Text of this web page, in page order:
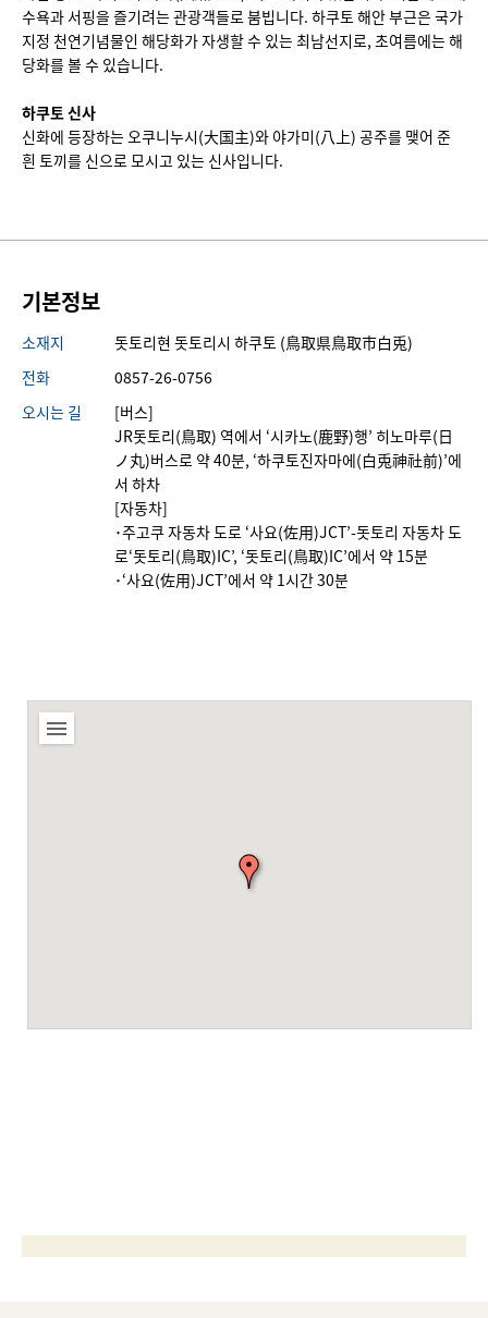
수욕과 서핑을 즐기려는 관광객들로 붐빕니다. 하쿠토 해안 부근은 국가
지정 천연기념물인 해당화가 자생할 수 있는 최남선지로, 초여름에는 해
당화를 볼 수 있습니다.
하쿠토신사
신화에 등장하는 오쿠니누시(大国主)와 야가미(八上) 공주를 맺어 준
흰 토끼를 신으로 모시고 있는 신사입니다.
기본정보
소재지
돗토리현 돗토리시 하쿠토 (鳥取県鳥取市白兎)
전화
0857-26-0756
오시는 길
[버스]
JR돗토리(鳥取) 역에서 ‘시카노(鹿野)행’ 히노마루(日
ノ丸)버스로 약 40분, ‘하쿠토진자마에(白兎神社前)’에
서 하차
[자동차]
･주고쿠 자동차 도로 ‘사요(佐用)JCT’-돗토리 자동차 도
로‘돗토리(鳥取)IC’, ‘돗토리(鳥取)IC’에서 약 15분
･‘사요(佐用)JCT’에서 약 1시간 30분